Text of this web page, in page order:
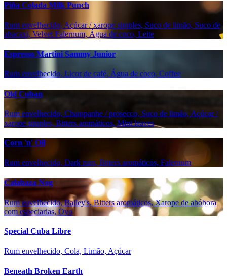
Piña Colada Milk Punch
Rum envelhecido, Açúcar / xarope simples, Suco de limão, Suco de
abacaxi, Velvet Falernum, Água de coco, Leite
Espresso Martini Sammy Junior
Rum envelhecido, Licor de café, Água de coco, Coffee
Old Cuban
Rum envelhecido, Champanhe / prosecco, Suco de limão, Açúcar /
xarope simples, Bitters aromáticos, Mint leaves
Corn 'n' Oil
Rum envelhecido, Dark rum, Bitters aromáticos, Falernum
Calabaza Nog
Rum envelhecido, Bailey's, Bitters aromáticos, Xarope de abóbora
com especiarias, Ovo
Special Cuba Libre
Rum envelhecido, Cola, Limão, Açúcar
Beneath Broken Earth